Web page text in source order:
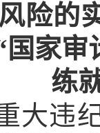
险的
家
练
大违